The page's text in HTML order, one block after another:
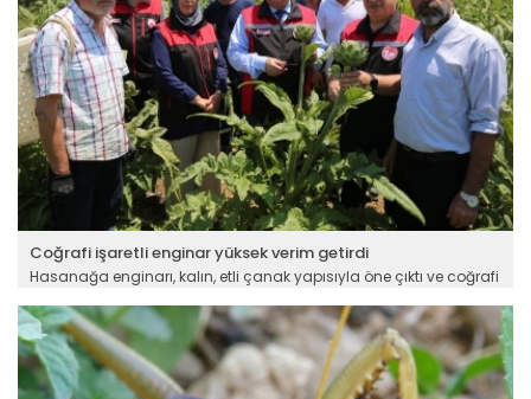
Coğrafi işaretli enginar yüksek verim getirdi
Hasanağa enginarı, kalın, etli çanak yapısıyla öne çıktı ve coğrafi
kendine has lezzetiyle Türkiye'nin en kaliteli çeşitleri arasında
gösteriliyor. Üretimi ve verimi her yıl artış gösteren bu kıymetli
ürünün hasadı tarlada düzenlenen etkinlikle yapıldı.
Devamını Oku ->